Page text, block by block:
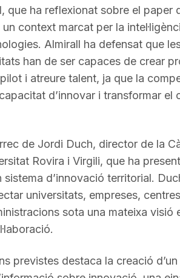
que ha reflexionat sobre el paper
context marcat per la
Almirall ha defensat que
han de ser capaces de crear
i atreure talent, ja que la
d’innovar i transformar el
de Jordi Duch, director de la
Rovira i Virgili, que ha
d’innovació territorial.
universitats, empreses,
sota una mateixa visió
previstes destaca la creació